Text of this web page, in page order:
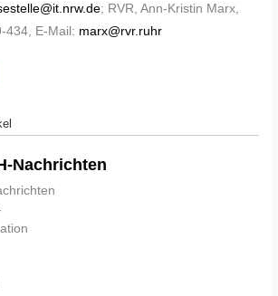
; RVR, Ann-Kristin Marx,
434, E-Mail: marx@rvr.ruhr
Nachrichten